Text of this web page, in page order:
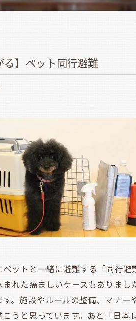
る】ペット同行避難
ットと一緒に避難する「同行避
まれた痛ましいケースもありま
す。施設やルールの整備、マナ
こうと思っています。あと「日本